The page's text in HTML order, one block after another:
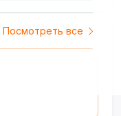
Посмотреть все